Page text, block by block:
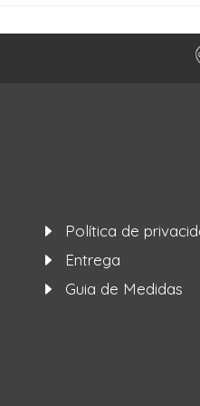
Política de
Entrega
Guia de Medidas